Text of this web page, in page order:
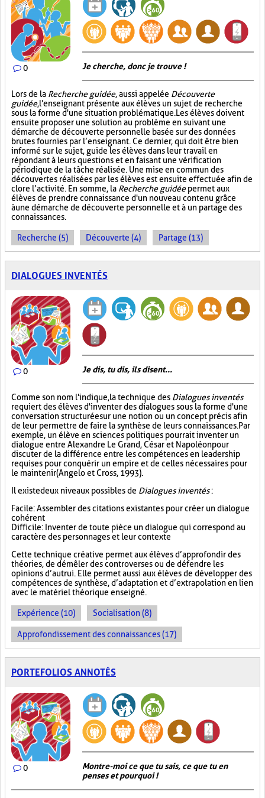
0 Je cherche, donc je trouve !
Lors de la Recherche guidée, aussi appelée Découverte
guidée, l'enseignant présente aux élèves un sujet de recherche
sous la forme d'une situation problématique. Les élèves doivent
ensuite proposer une solution au problème en suivant une
démarche de découverte personnelle basée sur des données
brutes fournies par l’enseignant. Ce dernier, qui doit être bien
informé sur le sujet, guide les élèves dans leur travail en
répondant à leurs questions et en faisant une vérification
périodique de la tâche réalisée. Une mise en commun des
découvertes réalisées par les élèves est ensuite effectuée afin de
clore l’activité. En somme, la Recherche guidéepermet aux
élèves de prendre connaissance d'un nouveau contenu grâce
à une démarche de découverte personnelle et à un partage des
connaissances.
Recherche (5) Découverte (4) Partage (13)
DIALOGUES INVENTÉS
0 Je dis, tu dis, ils disent...
Comme son nom l'indique, la technique des Dialogues inventés
requiert des élèves d'inventer des dialogues sous la forme d'une
conversation structurée sur une notion ou un concept précis afin
de leur permettre de faire la synthèse de leurs connaissances. Par
exemple, un élève en sciences politiques pourrait inventer un
dialogue entre Alexandre Le Grand, César et Napoléon pour
discuter de la différence entre les compétences en leadership
requises pour conquérir un empire et de celles nécessaires pour
le maintenir (Angelo et Cross, 1993).
Il existe deux niveaux possibles de Dialogues inventés:
Facile : Assembler des citations existantes pour créer un dialogue
cohérent
Difficile : Inventer de toute pièce un dialogue qui correspond au
caractère des personnages et leur contexte
Cette technique créative permet aux élèves d’approfondir des
théories, de démêler des controverses ou de défendre les
opinions d’autrui. Elle permet aussi aux élèves de développer des
compétences de synthèse, d’adaptation et d’extrapolation en lien
avec le matériel théorique enseigné.
Expérience (10) Socialisation (8)
Approfondissement des connaissances (17)
PORTEFOLIOS ANNOTÉS
0
Montre-moi ce que tu sais, ce que tu en
penses et pourquoi !